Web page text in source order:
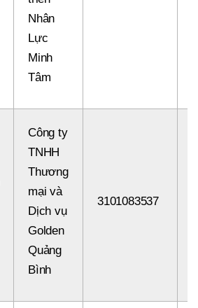
Nhân
Lực
Minh
Tâm
Công ty
TNHH
Thương
mại và
Dịch vụ
Golden
Quảng
Bình
3101083537